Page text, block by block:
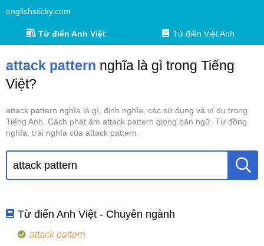
englishsticky.com
Từ điển Anh Việt Từ điển Việt Anh
attack pattern nghĩa là gì trong Tiếng
Việt?
attack pattern nghĩa là gì, định nghĩa, các sử dụng và ví dụ trong
Tiếng Anh. Cách phát âm attack pattern giọng bản ngữ. Từ đồng
nghĩa, trái nghĩa của attack pattern.
Từ điển Anh Việt - Chuyên ngành
attack pattern